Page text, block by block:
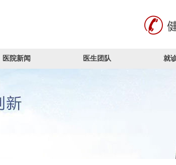
医院新闻 医生团队 就